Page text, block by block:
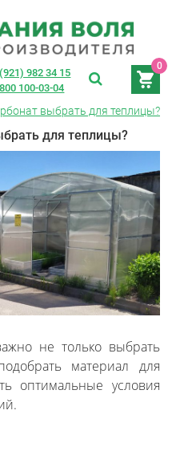
0
982 34 15
100-03-04
выбрать для теплицы?
для теплицы?
не только выбрать
материал для
оптимальные условия